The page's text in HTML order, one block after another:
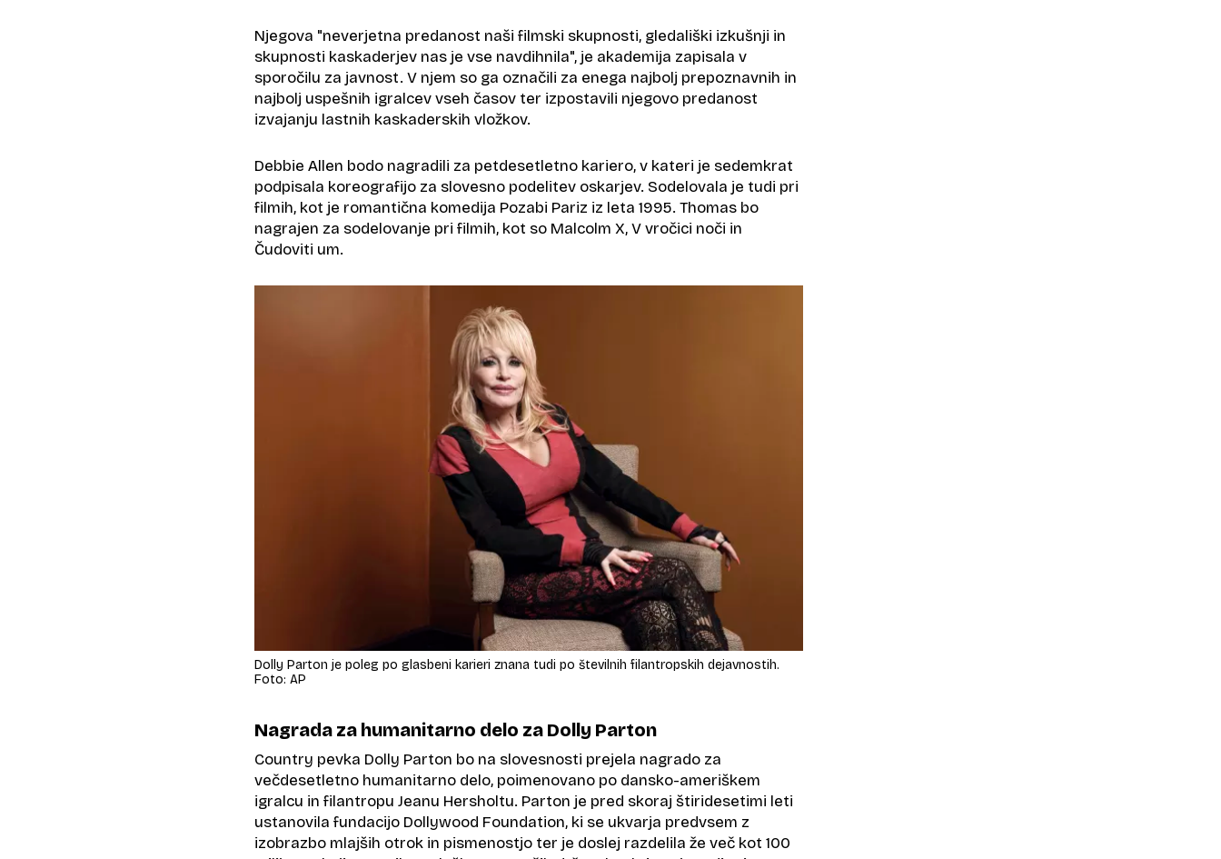
Njegova "neverjetna predanost naši filmski skupnosti, gledališki izkušnji in
skupnosti kaskaderjev nas je vse navdihnila", je akademija zapisala v
sporočilu za javnost. V njem so ga označili za enega najbolj prepoznavnih in
najbolj uspešnih igralcev vseh časov ter izpostavili njegovo predanost
izvajanju lastnih kaskaderskih vložkov.
Debbie Allen bodo nagradili za petdesetletno kariero, v kateri je sedemkrat
podpisala koreografijo za slovesno podelitev oskarjev. Sodelovala je tudi pri
filmih, kot je romantična komedija Pozabi Pariz iz leta 1995. Thomas bo
nagrajen za sodelovanje pri filmih, kot so Malcolm X, V vročici noči in
Čudoviti um.
Dolly Parton je poleg po glasbeni karieri znana tudi po številnih filantropskih dejavnostih.
Foto: AP
Nagrada za humanitarno delo za Dolly Parton
Country pevka Dolly Parton bo na slovesnosti prejela nagrado za
večdesetletno humanitarno delo, poimenovano po dansko-ameriškem
igralcu in filantropu Jeanu Hersholtu. Parton je pred skoraj štiridesetimi leti
ustanovila fundacijo Dollywood Foundation, ki se ukvarja predvsem z
izobrazbo mlajših otrok in pismenostjo ter je doslej razdelila že več kot 100